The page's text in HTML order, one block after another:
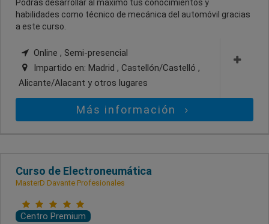
Podrás desarrollar al máximo tus conocimientos y
habilidades como técnico de mecánica del automóvil gracias
a este curso.
Online , Semi-presencial
Impartido en: Madrid , Castellón/Castelló ,
Alicante/Alacant y otros lugares
Más información
Curso de Electroneumática
MasterD Davante Profesionales
Centro Premium